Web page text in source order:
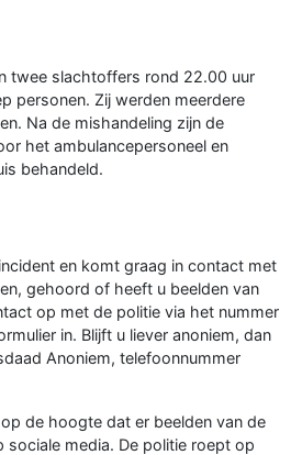
twee slachtoffers rond 22.00 uur
personen. Zij werden meerdere
Na de mishandeling zijn de
het ambulancepersoneel en
behandeld.
en komt graag in contact met
gehoord of heeft u beelden van
op met de politie via het nummer
in. Blijft u liever anoniem, dan
Anoniem, telefoonnummer
de hoogte dat er beelden van de
sociale media. De politie roept op